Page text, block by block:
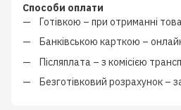
Способи оплати
Готівкою – при отриманні
Банківською карткою –
Післяплата – з комісією
Безготівковий розрахунок –